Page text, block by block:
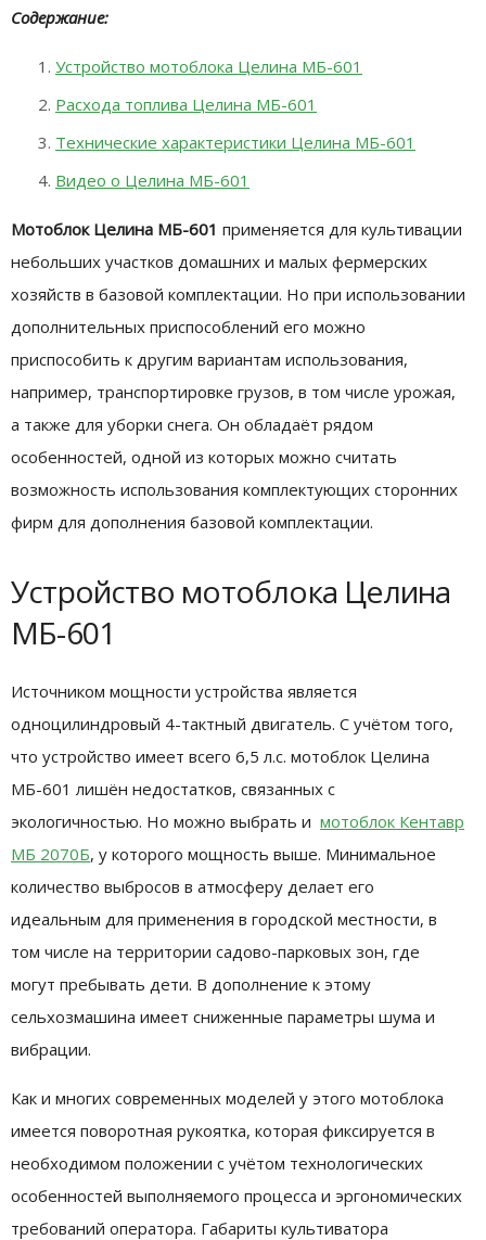
Содержание:
Устройство мотоблока Целина МБ-601
Расхода топлива Целина МБ-601
Технические характеристики Целина МБ-601
Видео о Целина МБ-601
Мотоблок Целина МБ-601 применяется для культивации
небольших участков домашних и малых фермерских
хозяйств в базовой комплектации. Но при использовании
дополнительных приспособлений его можно
приспособить к другим вариантам использования,
например, транспортировке грузов, в том числе урожая,
а также для уборки снега. Он обладаёт рядом
особенностей, одной из которых можно считать
возможность использования комплектующих сторонних
фирм для дополнения базовой комплектации.
Устройство мотоблока Целина
МБ-601
Источником мощности устройства является
одноцилиндровый 4-тактный двигатель. С учётом того,
что устройство имеет всего 6,5 л.с. мотоблок Целина
МБ-601 лишён недостатков, связанных с
экологичностью. Но можно выбрать и мотоблок Кентавр
МБ 2070Б, у которого мощность выше. Минимальное
количество выбросов в атмосферу делает его
идеальным для применения в городской местности, в
том числе на территории садово-парковых зон, где
могут пребывать дети. В дополнение к этому
сельхозмашина имеет сниженные параметры шума и
вибрации.
Как и многих современных моделей у этого мотоблока
имеется поворотная рукоятка, которая фиксируется в
необходимом положении с учётом технологических
особенностей выполняемого процесса и эргономических
требований оператора. Габариты культиватора